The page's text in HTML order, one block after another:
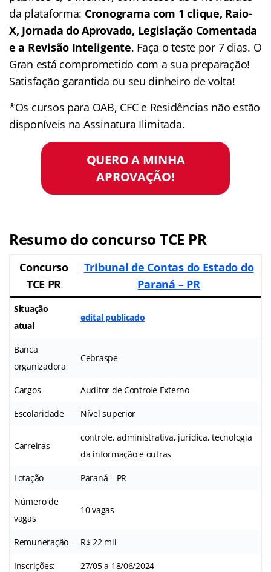
da plataforma: Cronograma com 1 clique, Raio-
X, Jornada do Aprovado, Legislação Comentada
e a Revisão Inteligente. Faça o teste por 7 dias. O
Gran está comprometido com a sua preparação!
Satisfação garantida ou seu dinheiro de volta!
*Os cursos para OAB, CFC e Residências não estão
disponíveis na Assinatura Ilimitada.
QUERO A MINHA
APROVAÇÃO!
Resumo do concurso TCE PR
Concurso
TCE PR
Tribunal de Contas do Estado do
Paraná – PR
Situação
atual
edital publicado
Banca
organizadora
Cebraspe
Cargos Auditor de Controle Externo
Escolaridade Nível superior
Carreiras
controle, administrativa, jurídica, tecnologia
da informação e outras
Lotação Paraná – PR
Número de
vagas
10 vagas
Remuneração R$ 22 mil
Inscrições: 27/05 a 18/06/2024